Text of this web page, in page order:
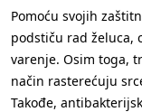
Pomoću svojih
podstiču rad želuca,
varenje. Osim toga,
način rasterećuju
Takođe,